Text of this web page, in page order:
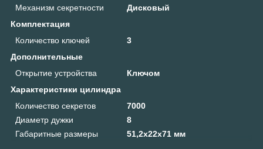
Механизм секретности
Дисковый
Комплектация
Количество ключей
3
Дополнительные
Открытие устройства
Ключом
Характеристики цилиндра
Количество секретов
7000
Диаметр дужки
8
Габаритные размеры
51,2x22х71 мм